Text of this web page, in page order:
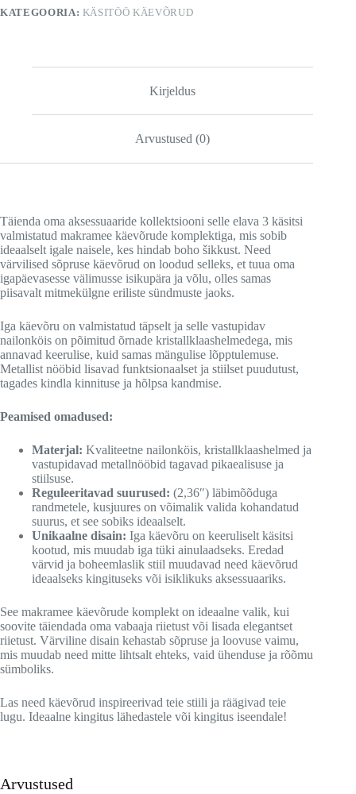
KATEGOORIA: KÄSITÖÖ KÄEVÕRUD
Kirjeldus
Arvustused (0)
Täienda oma aksessuaaride kollektsiooni selle elava 3 käsitsi
valmistatud makramee käevõrude komplektiga, mis sobib
ideaalselt igale naisele, kes hindab boho šikkust. Need
värvilised sõpruse käevõrud on loodud selleks, et tuua oma
igapäevasesse välimusse isikupära ja võlu, olles samas
piisavalt mitmekülgne eriliste sündmuste jaoks.
Iga käevõru on valmistatud täpselt ja selle vastupidav
nailonköis on põimitud õrnade kristallklaashelmedega, mis
annavad keerulise, kuid samas mängulise lõpptulemuse.
Metallist nööbid lisavad funktsionaalset ja stiilset puudutust,
tagades kindla kinnituse ja hõlpsa kandmise.
Peamised omadused:
Materjal: Kvaliteetne nailonköis, kristallklaashelmed ja
vastupidavad metallnööbid tagavad pikaealisuse ja
stiilsuse.
Reguleeritavad suurused: (2,36″) läbimõõduga
randmetele, kusjuures on võimalik valida kohandatud
suurus, et see sobiks ideaalselt.
Unikaalne disain: Iga käevõru on keeruliselt käsitsi
kootud, mis muudab iga tüki ainulaadseks. Eredad
värvid ja boheemlaslik stiil muudavad need käevõrud
ideaalseks kingituseks või isiklikuks aksessuaariks.
See makramee käevõrude komplekt on ideaalne valik, kui
soovite täiendada oma vabaaja riietust või lisada elegantset
riietust. Värviline disain kehastab sõpruse ja loovuse vaimu,
mis muudab need mitte lihtsalt ehteks, vaid ühenduse ja rõõmu
sümboliks.
Las need käevõrud inspireerivad teie stiili ja räägivad teie
lugu. Ideaalne kingitus lähedastele või kingitus iseendale!
Arvustused